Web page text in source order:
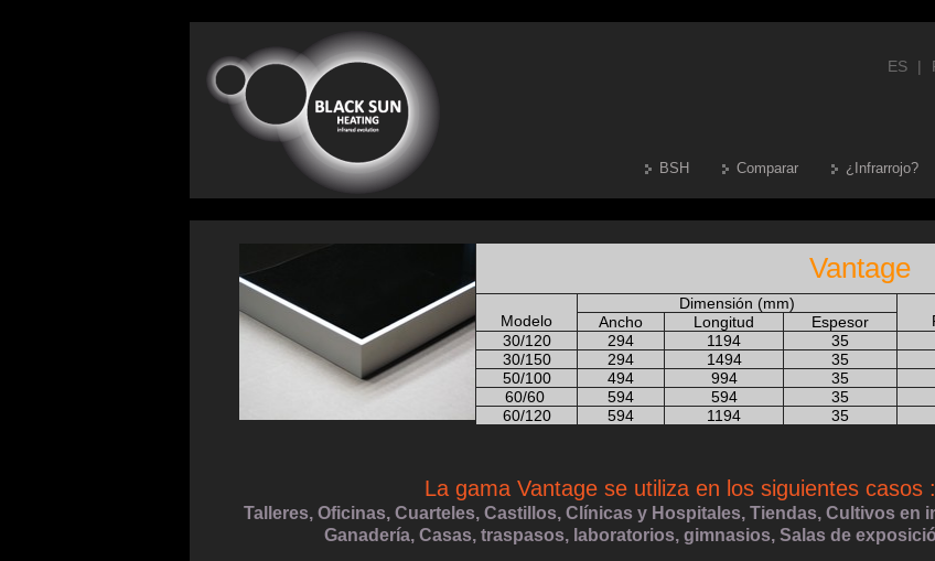
|
ES
¿Infrarrojo?
Comparar
BSH
Vantage
Modelo
Dimensión (mm)
Ancho
Longitud Espesor
30/120
294 1194 35
30/150
294 1494 35
50/100
494 994 35
60/60
594 594 35
60/120
594 1194 35
La gama Vantage se utiliza en los siguientes casos :
Talleres, Oficinas, Cuarteles, Castillos, Clínicas y Hospitales, Tiendas, Cultivos en
Ganadería, Casas, traspasos, laboratorios, gimnasios, Salas de